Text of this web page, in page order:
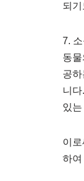
되
7.
동
공
니
있
이
하여